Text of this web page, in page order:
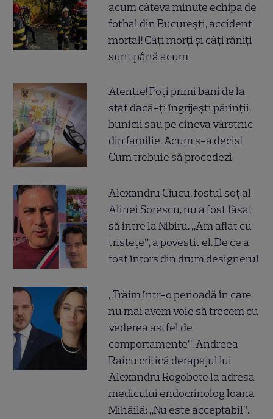
acum câteva minute echipa de
fotbal din București, accident
mortal! Câți morți și câți răniți
sunt până acum
Atenție! Poți primi bani de la
stat dacă-ți îngrijești părinții,
bunicii sau pe cineva vârstnic
din familie. Acum s-a decis!
Cum trebuie să procedezi
Alexandru Ciucu, fostul soț al
Alinei Sorescu, nu a fost lăsat
să intre la Nibiru. „Am aflat cu
tristețe”, a povestit el. De ce a
fost întors din drum designerul
„Trăim într-o perioadă în care
nu mai avem voie să trecem cu
vederea astfel de
comportamente”. Andreea
Raicu critică derapajul lui
Alexandru Rogobete la adresa
medicului endocrinolog Ioana
Mihăilă: „Nu este acceptabil”.